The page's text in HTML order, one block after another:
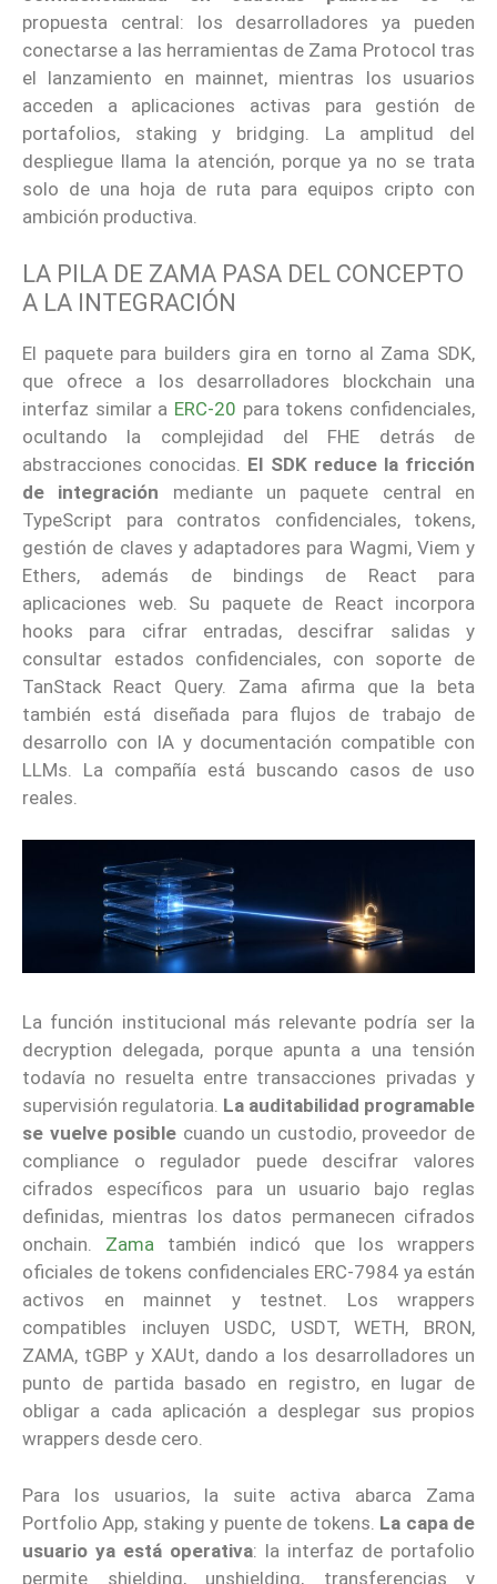
propuesta central: los desarrolladores ya pueden
conectarse a las herramientas de Zama Protocol tras
el lanzamiento en mainnet, mientras los usuarios
acceden a aplicaciones activas para gestión de
portafolios, staking y bridging. La amplitud del
despliegue llama la atención, porque ya no se trata
solo de una hoja de ruta para equipos cripto con
ambición productiva.
LA PILA DE ZAMA PASA DEL CONCEPTO
A LA INTEGRACIÓN
El paquete para builders gira en torno al Zama SDK,
que ofrece a los desarrolladores blockchain una
interfaz similar a ERC-20 para tokens confidenciales,
ocultando la complejidad del FHE detrás de
abstracciones conocidas. El SDK reduce la fricción
de integración mediante un paquete central en
TypeScript para contratos confidenciales, tokens,
gestión de claves y adaptadores para Wagmi, Viem y
Ethers, además de bindings de React para
aplicaciones web. Su paquete de React incorpora
hooks para cifrar entradas, descifrar salidas y
consultar estados confidenciales, con soporte de
TanStack React Query. Zama afirma que la beta
también está diseñada para flujos de trabajo de
desarrollo con IA y documentación compatible con
LLMs. La compañía está buscando casos de uso
reales.
La función institucional más relevante podría ser la
decryption delegada, porque apunta a una tensión
todavía no resuelta entre transacciones privadas y
supervisión regulatoria. La auditabilidad programable
se vuelve posible cuando un custodio, proveedor de
compliance o regulador puede descifrar valores
cifrados específicos para un usuario bajo reglas
definidas, mientras los datos permanecen cifrados
onchain. Zama también indicó que los wrappers
oficiales de tokens confidenciales ERC-7984 ya están
activos en mainnet y testnet. Los wrappers
compatibles incluyen USDC, USDT, WETH, BRON,
ZAMA, tGBP y XAUt, dando a los desarrolladores un
punto de partida basado en registro, en lugar de
obligar a cada aplicación a desplegar sus propios
wrappers desde cero.
Para los usuarios, la suite activa abarca Zama
Portfolio App, staking y puente de tokens. La capa de
usuario ya está operativa: la interfaz de portafolio
permite shielding, unshielding, transferencias y